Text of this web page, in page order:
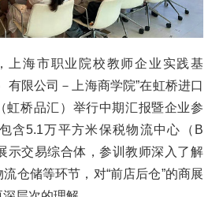
上海市职业院校教师企业实践基
有限公司－上海商学院”在虹桥进口
虹桥品汇）举行中期汇报暨企业参
含5.1万平方米保税物流中心（B
示交易综合体，参训教师深入了解
仓储等环节，对“前店后仓”的商展